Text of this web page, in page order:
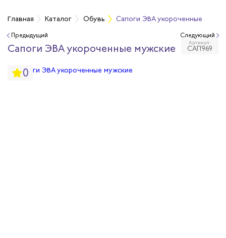
Главная Каталог Обувь Сапоги ЭВА укороченные
Предыдущий
Сапоги ЭВА укороченные мужские Артикул:
САП969
0
Следующий